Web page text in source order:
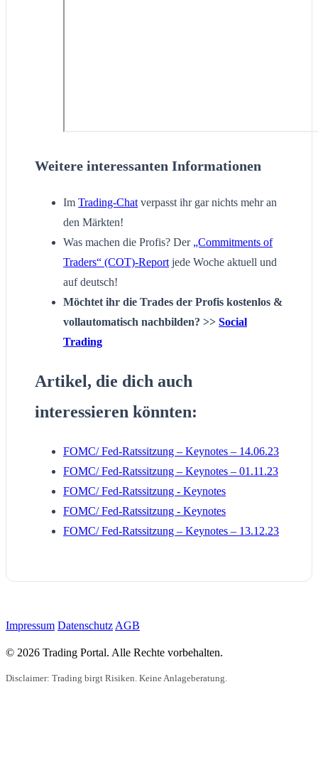
Weitere interessanten Informationen
Im Trading-Chat verpasst ihr gar nichts mehr an
den Märkten!
Was machen die Profis? Der „Commitments of
Traders“ (COT)-Report jede Woche aktuell und
auf deutsch!
Möchtet ihr die Trades der Profis kostenlos &
vollautomatisch nachbilden? >> Social
Trading
Artikel, die dich auch
interessieren könnten:
FOMC/ Fed-Ratssitzung – Keynotes – 14.06.23
FOMC/ Fed-Ratssitzung – Keynotes – 01.11.23
FOMC/ Fed-Ratssitzung - Keynotes
FOMC/ Fed-Ratssitzung - Keynotes
FOMC/ Fed-Ratssitzung – Keynotes – 13.12.23
Impressum Datenschutz AGB
© 2026 Trading Portal. Alle Rechte vorbehalten.
Disclaimer: Trading birgt Risiken. Keine Anlageberatung.